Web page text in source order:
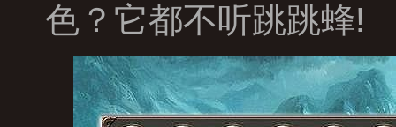
色？它都不听跳跳蜂!